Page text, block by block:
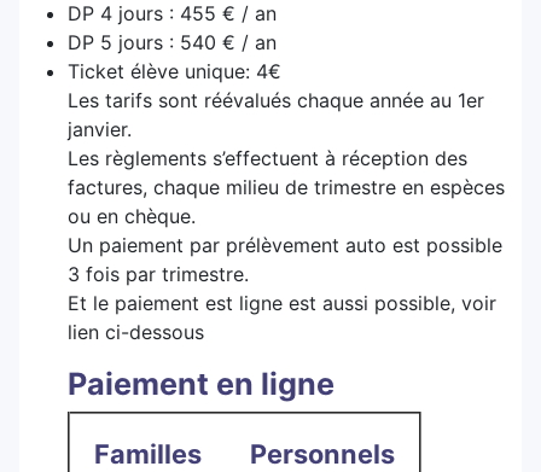
DP 4 jours : 455 € / an
DP 5 jours : 540 € / an
Ticket élève unique: 4€
Les tarifs sont réévalués chaque année au 1er
janvier.
Les règlements s’effectuent à réception des
factures, chaque milieu de trimestre en espèces
ou en chèque.
Un paiement par prélèvement auto est possible
3 fois par trimestre.
Et le paiement est ligne est aussi possible, voir
lien ci-dessous
Paiement en ligne
Familles Personnels